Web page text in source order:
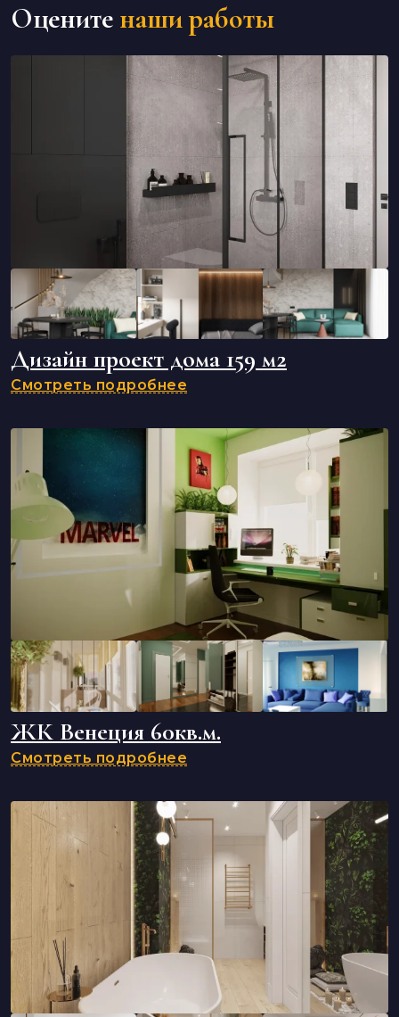
Оцените наши работы
Дизайн проект дома 159 м2
Смотреть подробнее
ЖК Венеция 60кв.м.
Смотреть подробнее